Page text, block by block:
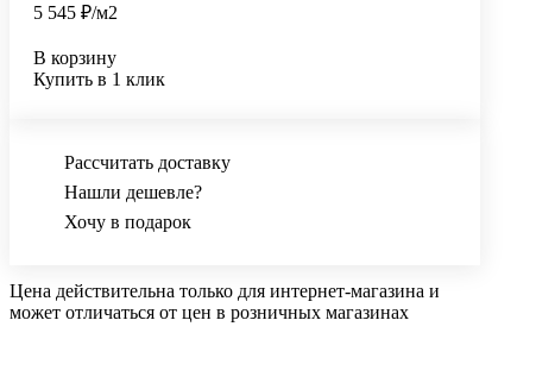
5 545 ₽/м2
В корзину
Купить в 1 клик
Рассчитать доставку
Нашли дешевле?
Хочу в подарок
Цена действительна только для интернет-магазина и
может отличаться от цен в розничных магазинах